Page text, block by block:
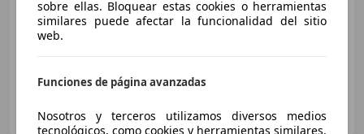
12/2020 66.000 km Diésel
81 kW (110 CV)
Garantia, Faros antiniebla, Airbags laterales, ABS
ES-22004 Huesca
sobre ellas. Bloquear estas cookies o herramientas
similares puede afectar la funcionalidad del sitio
web.
Funciones de página avanzadas
Nosotros y terceros utilizamos diversos medios
tecnológicos, como cookies y herramientas similares,